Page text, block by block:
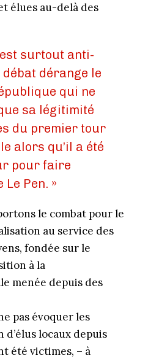
élues au-delà des
surtout anti-
dérange le
qui ne
sa légitimité
du premier tour
alors qu’il a été
pour faire
Pen. »
le combat pour le
au service des
fondée sur le
à la
menée depuis des
pas évoquer les
d’élus locaux depuis
été victimes, – à